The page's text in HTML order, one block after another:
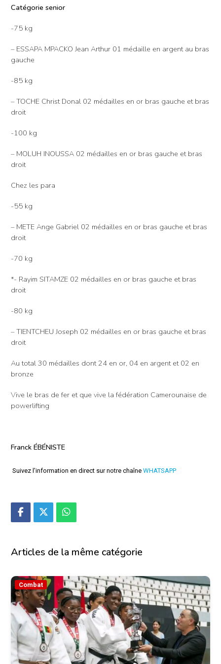
Catégorie senior
-75 kg
– ESSAPA MPACKO Jean Arthur 01 médaille en argent au bras
gauche
-85 kg
– TOCHE Christ Donal 02 médailles en or bras gauche et bras
droit
-100 kg
– MOLUH INOUSSA 02 médailles en or bras gauche et bras
droit
Chez les para
-55 kg
– METE Ange Gabriel 02 médailles en or bras gauche et bras
droit
-70 kg
*- Rayim SITAMZE 02 médailles en or bras gauche et bras
droit
-80 kg
– TIENTCHEU Joseph 02 médailles en or bras gauche et bras
droit
Au total 30 médailles dont 24 en or, 04 en argent et 02 en
bronze
Vive le bras de fer et que vive la fédération Camerounaise de
powerlifting
Franck ÉBÉNISTE
Suivez l'information en direct sur notre chaîne WHATSAPP
Articles de la même catégorie
Combat